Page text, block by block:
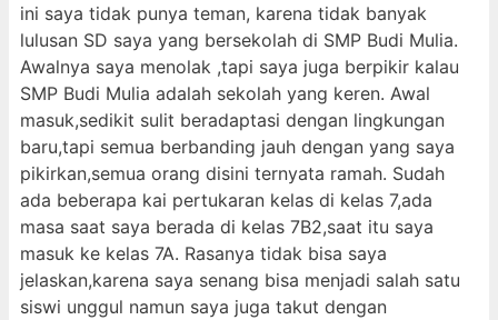
ini saya tidak punya teman, karena tidak banyak
lulusan SD saya yang bersekolah di SMP Budi Mulia.
Awalnya saya menolak ,tapi saya juga berpikir kalau
SMP Budi Mulia adalah sekolah yang keren. Awal
masuk,sedikit sulit beradaptasi dengan lingkungan
baru,tapi semua berbanding jauh dengan yang saya
pikirkan,semua orang disini ternyata ramah. Sudah
ada beberapa kai pertukaran kelas di kelas 7,ada
masa saat saya berada di kelas 7B2,saat itu saya
masuk ke kelas 7A. Rasanya tidak bisa saya
jelaskan,karena saya senang bisa menjadi salah satu
siswi unggul namun saya juga takut dengan